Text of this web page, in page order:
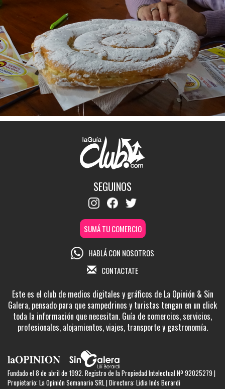
SEGUINOS
SUMÁ TU COMERCIO
HABLÁ CON NOSOTROS
CONTACTATE
Este es el club de medios digitales y gráficos de La Opinión & Sin
Galera, pensado para que sampedrinos y turistas tengan en un click
toda la información que necesitan. Guía de comercios, servicios,
profesionales, alojamientos, viajes, transporte y gastronomía.
Fundado el 8 de abril de 1992. Registro de la Propiedad Intelectual Nº 92025279 |
Propietario: La Opinión Semanario SRL | Directora: Lidia Inés Berardi